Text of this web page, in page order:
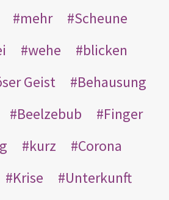
mehr
Scheune
wehe
blicken
Geist
Behausung
Beelzebub
Finger
kurz
Corona
Krise
Unterkunft